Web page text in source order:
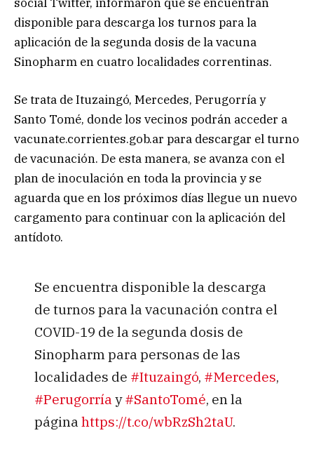
disponible para descarga los turnos para la
aplicación de la segunda dosis de la vacuna
Sinopharm en cuatro localidades correntinas.
Se trata de Ituzaingó, Mercedes, Perugorría y
Santo Tomé, donde los vecinos podrán acceder a
vacunate.corrientes.gob.ar para descargar el turno
de vacunación. De esta manera, se avanza con el
plan de inoculación en toda la provincia y se
aguarda que en los próximos días llegue un nuevo
cargamento para continuar con la aplicación del
antídoto.
Se encuentra disponible la descarga
de turnos para la vacunación contra el
COVID-19 de la segunda dosis de
Sinopharm para personas de las
localidades de #Ituzaingó, #Mercedes,
#Perugorríay#SantoTomé, en la
páginahttps://t.co/wbRzSh2taU.